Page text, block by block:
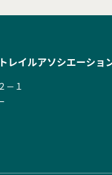
レイルアソシエーショ
１